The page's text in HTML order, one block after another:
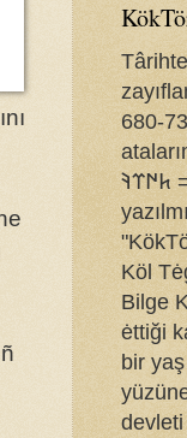
680-
𐱅𐰇𐰼𐰜 = 𐱅𐰇𐰼𐰚 )
Köl
Bilge
ėttiği
bir